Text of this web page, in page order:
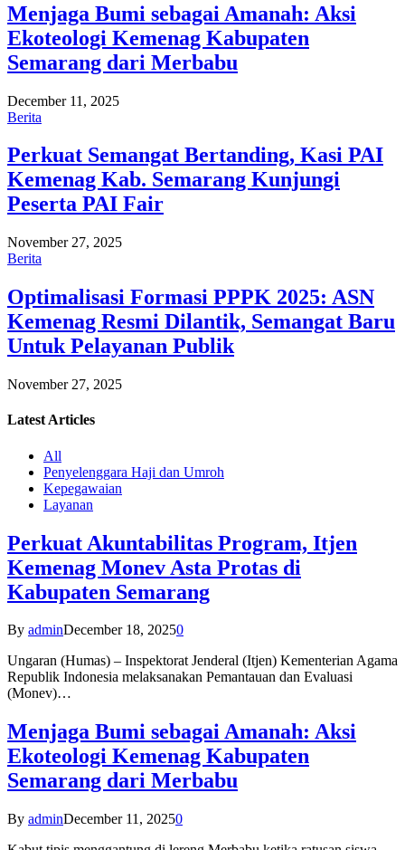
Menjaga Bumi sebagai Amanah: Aksi
Ekoteologi Kemenag Kabupaten
Semarang dari Merbabu
December 11, 2025
Berita
Perkuat Semangat Bertanding, Kasi PAI
Kemenag Kab. Semarang Kunjungi
Peserta PAI Fair
November 27, 2025
Berita
Optimalisasi Formasi PPPK 2025: ASN
Kemenag Resmi Dilantik, Semangat Baru
Untuk Pelayanan Publik
November 27, 2025
Latest Articles
All
Penyelenggara Haji dan Umroh
Kepegawaian
Layanan
Perkuat Akuntabilitas Program, Itjen
Kemenag Monev Asta Protas di
Kabupaten Semarang
By adminDecember 18, 20250
Ungaran (Humas) – Inspektorat Jenderal (Itjen) Kementerian Agama
Republik Indonesia melaksanakan Pemantauan dan Evaluasi
(Monev)…
Menjaga Bumi sebagai Amanah: Aksi
Ekoteologi Kemenag Kabupaten
Semarang dari Merbabu
By adminDecember 11, 20250